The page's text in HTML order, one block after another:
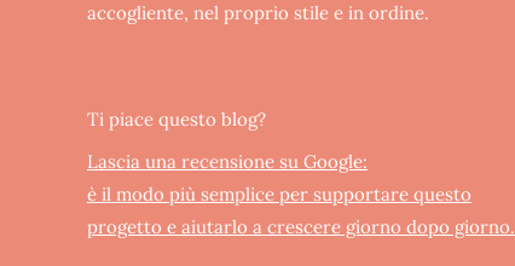
accogliente, nel proprio stile e in ordine.
Ti piace questo blog?
Lascia una recensione su Google:
è il modo più semplice per supportare questo
progetto e aiutarlo a crescere giorno dopo giorno.